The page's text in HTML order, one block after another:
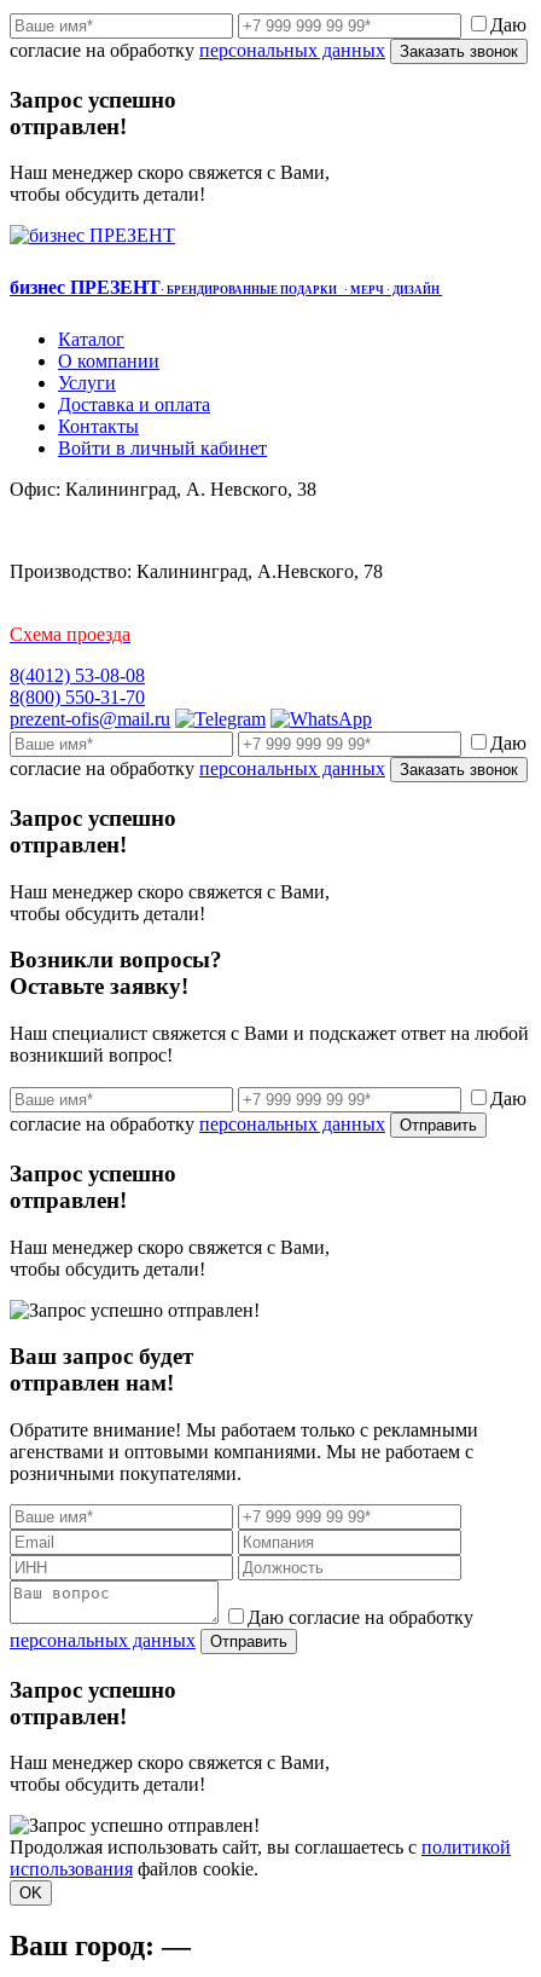
Даю
согласие на обработку персональных данных Заказать звонок
Запрос успешно
отправлен!
Наш менеджер скоро свяжется с Вами,
чтобы обсудить детали!
бизнес ПРЕЗЕНТ· БРЕНДИРОВАННЫЕ ПОДАРКИ · МЕРЧ · ДИЗАЙН
Каталог
О компании
Услуги
Доставка и оплата
Контакты
Войти в личный кабинет
Офис: Калининград, А. Невского, 38
Производство: Калининград, А.Невского, 78
Схема проезда
8(4012) 53-08-08
8(800) 550-31-70
prezent-ofis@mail.ru
Даю
согласие на обработку персональных данных Заказать звонок
Запрос успешно
отправлен!
Наш менеджер скоро свяжется с Вами,
чтобы обсудить детали!
Возникли вопросы?
Оставьте заявку!
Наш специалист свяжется с Вами и подскажет ответ на любой
возникший вопрос!
Даю
согласие на обработку персональных данных Отправить
Запрос успешно
отправлен!
Наш менеджер скоро свяжется с Вами,
чтобы обсудить детали!
Ваш запрос будет
отправлен нам!
Обратите внимание! Мы работаем только с рекламными
агенствами и оптовыми компаниями. Мы не работаем с
розничными покупателями.
Даю согласие на обработку
персональных данных
Отправить
Запрос успешно
отправлен!
Наш менеджер скоро свяжется с Вами,
чтобы обсудить детали!
Продолжая использовать сайт, вы соглашаетесь с политикой
использования файлов cookie.
OK
Ваш город:—